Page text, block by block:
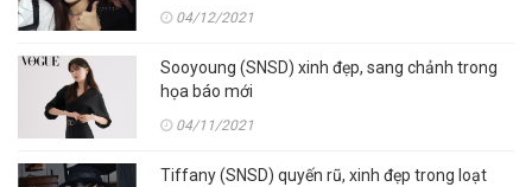
04/12/2021
Sooyoung (SNSD) xinh đẹp, sang chảnh trong
họa báo mới
04/11/2021
Tiffany (SNSD) quyến rũ, xinh đẹp trong loạt